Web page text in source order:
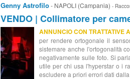
Genny Astrofilo- NAPOLI (Campania) -
VENDO | Collimatore per
ANNUNCIO CON TRATTATIVE
per rendere ortogonale il
sistemare anche l'ortogonalità
negativamente sulle foto. Si
utile per chi usa l'hyperstar o i
escludere a priori errori dati